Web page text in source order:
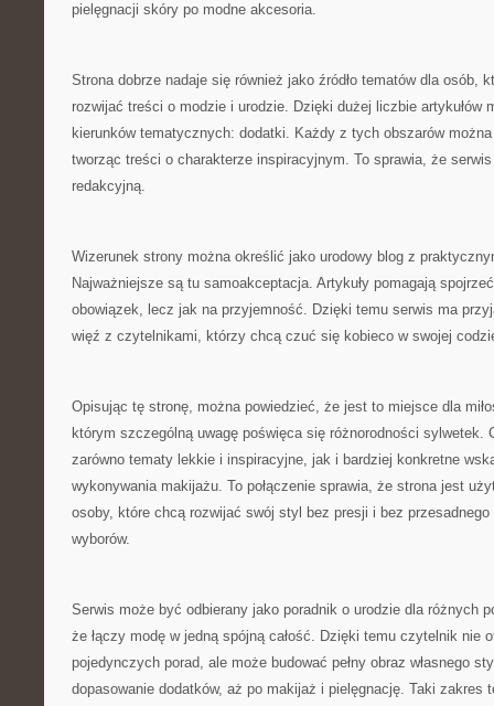
pielęgnacji skóry po modne akcesoria.
Strona dobrze nadaje się również jako źródło tematów dla osób,
rozwijać treści o modzie i urodzie. Dzięki dużej liczbie artykułów
kierunków tematycznych: dodatki. Każdy z tych obszarów
tworząc treści o charakterze inspiracyjnym. To sprawia, że
redakcyjną.
Wizerunek strony można określić jako urodowy blog z
Najważniejsze są tu samoakceptacja. Artykuły pomagają
obowiązek, lecz jak na przyjemność. Dzięki temu serwis ma
więź z czytelnikami, którzy chcą czuć się kobieco w swojej
Opisując tę stronę, można powiedzieć, że jest to miejsce dla
którym szczególną uwagę poświęca się różnorodności sylwetek.
zarówno tematy lekkie i inspiracyjne, jak i bardziej konkretne
wykonywania makijażu. To połączenie sprawia, że strona jest
osoby, które chcą rozwijać swój styl bez presji i bez
wyborów.
Serwis może być odbierany jako poradnik o urodzie dla różnych
że łączy modę w jedną spójną całość. Dzięki temu czytelnik nie
pojedynczych porad, ale może budować pełny obraz własnego
dopasowanie dodatków, aż po makijaż i pielęgnację. Taki zakres